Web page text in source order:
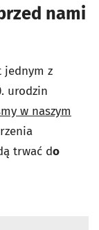
nami
jednym z
urodzin
w naszym
trwać do